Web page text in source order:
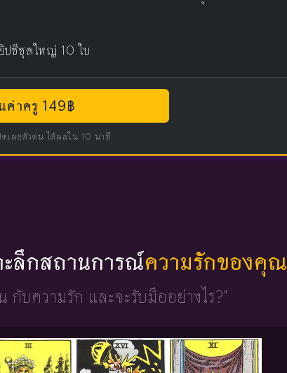
ปซีชุดใหญ่ 10 ใบ
ค่าครู 149฿
เผยตัวตน ได้ผลใน 10 นาที
ลึกสถานการณ์ความรักของคุณ
กับความรัก และจะรับมืออย่างไร?"